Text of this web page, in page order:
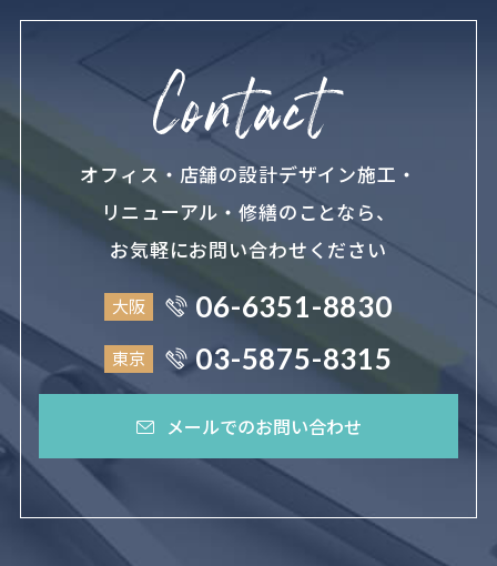
オフィス・店舗の設計デザイン施工・
リニューアル・修繕のことなら、
お気軽にお問い合わせください
大阪 06-6351-8830
東京 03-5875-8315
メールでのお問い合わせ